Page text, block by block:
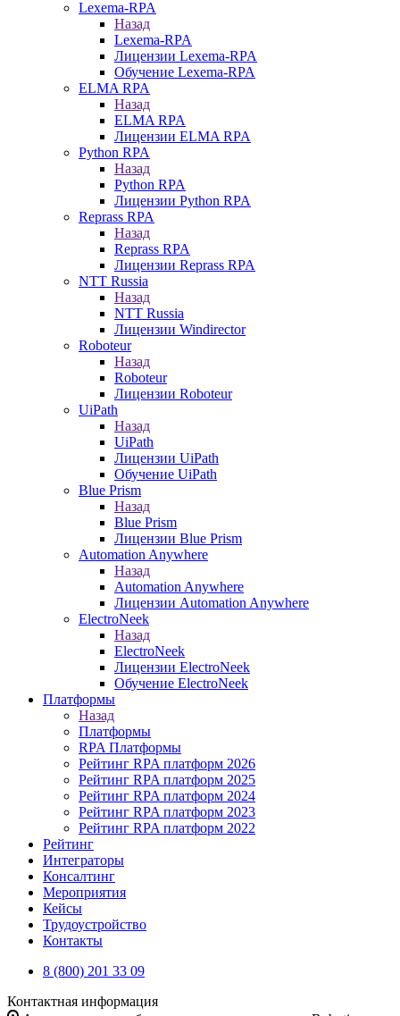
Lexema-RPA
Назад
Lexema-RPA
Лицензии Lexema-RPA
Обучение Lexema-RPA
ELMA RPA
Назад
ELMA RPA
Лицензии ELMA RPA
Python RPA
Назад
Python RPA
Лицензии Python RPA
Reprass RPA
Назад
Reprass RPA
Лицензии Reprass RPA
NTT Russia
Назад
NTT Russia
Лицензии Windirector
Roboteur
Назад
Roboteur
Лицензии Roboteur
UiPath
Назад
UiPath
Лицензии UiPath
Обучение UiPath
Blue Prism
Назад
Blue Prism
Лицензии Blue Prism
Automation Anywhere
Назад
Automation Anywhere
Лицензии Automation Anywhere
ElectroNeek
Назад
ElectroNeek
Лицензии ElectroNeek
Обучение ElectroNeek
Платформы
Назад
Платформы
RPA Платформы
Рейтинг RPA платформ 2026
Рейтинг RPA платформ 2025
Рейтинг RPA платформ 2024
Рейтинг RPA платформ 2023
Рейтинг RPA платформ 2022
Рейтинг
Интеграторы
Консалтинг
Mероприятия
Кейсы
Трудоустройство
Контакты
8 (800) 201 33 09
Контактная информация